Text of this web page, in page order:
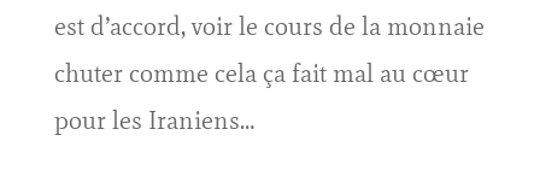
est d’accord, voir le cours de la monnaie
chuter comme cela ça fait mal au cœur
pour les Iraniens…